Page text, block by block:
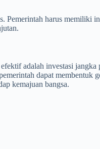
Pemerintah harus memiliki
adalah investasi jangka
dapat membentuk
kemajuan bangsa.